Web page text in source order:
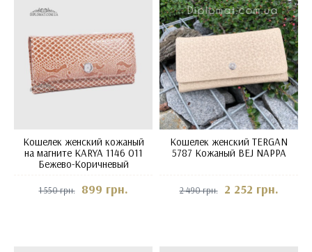
Кошелек женский кожаный
на магните KARYA 1146 011
Бежево-Коричневый
1 550 грн. 899 грн.
Кошелек женский TERGAN
5787 Кожаный BEJ NAPPA
2 490 грн. 2 252 грн.